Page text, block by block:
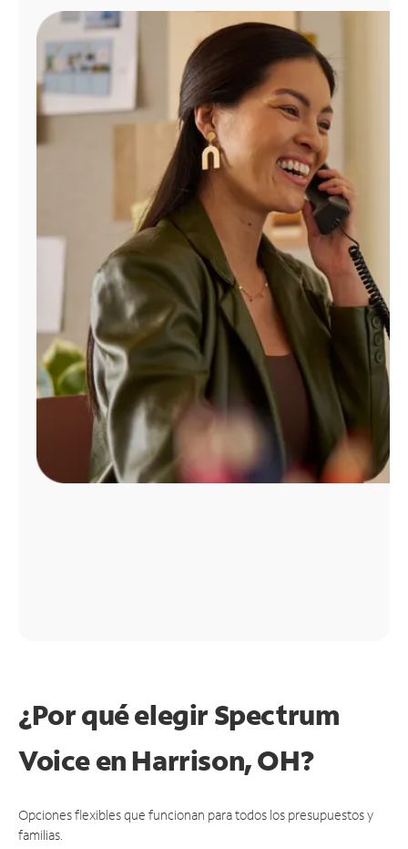
Administrar
cuenta
Encuentra
tienda
¿Por qué elegir Spectrum
Voice en Harrison, OH?
Opciones flexibles que funcionan para todos los presupuestos y
familias.